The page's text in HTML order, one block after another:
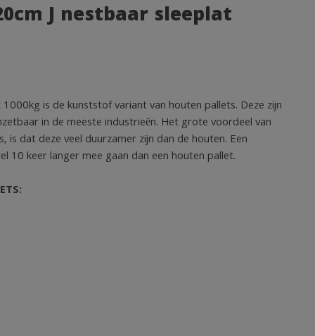
J nestbaar sleeplat
is de kunststof variant van houten pallets. Deze zijn
in de meeste industrieën. Het grote voordeel van
dat deze veel duurzamer zijn dan de houten. Een
keer langer mee gaan dan een houten pallet.